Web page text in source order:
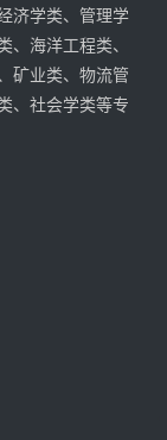
济学类、管理学
、海洋工程类、
矿业类、物流管
、社会学类等专